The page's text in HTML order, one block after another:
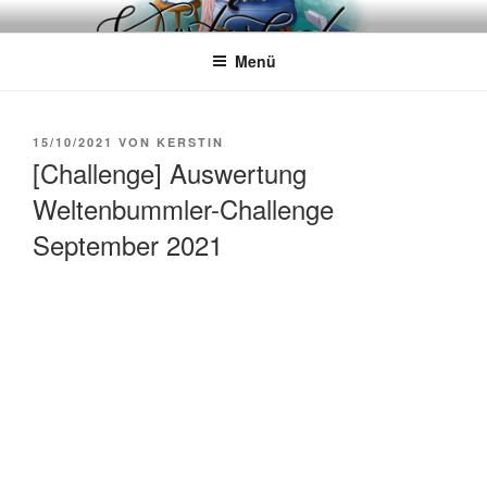
Zum
InhaltWÖRTERKATZE
Von Büchern erzählen
Menü
VERÖFFENTLICHT
15/10/2021 VON KERSTIN
[Challenge] Auswertung
Weltenbummler-Challenge
September 2021